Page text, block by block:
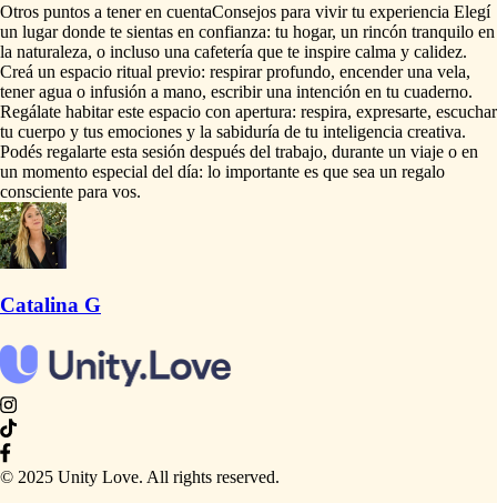
Otros puntos a tener en cuentaConsejos para vivir tu experiencia Elegí
un lugar donde te sientas en confianza: tu hogar, un rincón tranquilo en
la naturaleza, o incluso una cafetería que te inspire calma y calidez.
Creá un espacio ritual previo: respirar profundo, encender una vela,
tener agua o infusión a mano, escribir una intención en tu cuaderno.
Regálate habitar este espacio con apertura: respira, expresarte, escuchar
tu cuerpo y tus emociones y la sabiduría de tu inteligencia creativa.
Podés regalarte esta sesión después del trabajo, durante un viaje o en
un momento especial del día: lo importante es que sea un regalo
consciente para vos.
Catalina G
© 2025 Unity Love. All rights reserved.